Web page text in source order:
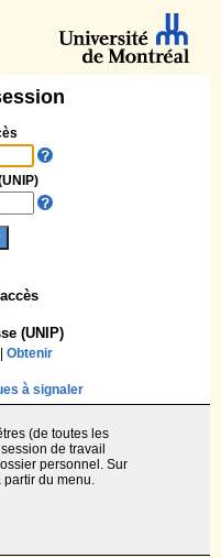
(UNIP)
Obtenir
à signaler
(de toutes les
de travail
personnel. Sur
partir du menu.